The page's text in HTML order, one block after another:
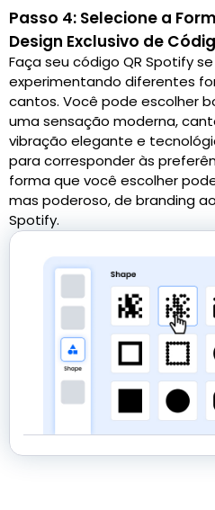
Passo 4: Selecione a
Design Exclusivo de
Faça seu código QR Spotify
experimentando diferentes
cantos. Você pode escolher
uma sensação moderna,
vibração elegante e
para corresponder às
forma que você escolher
mas poderoso, de branding
Spotify.